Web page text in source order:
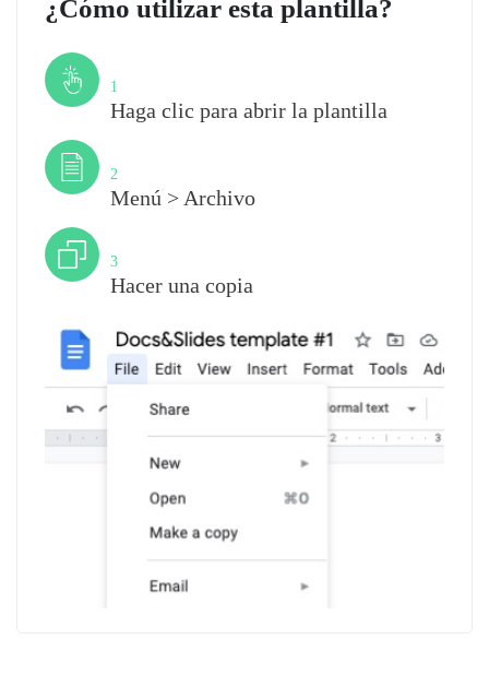
¿Cómo utilizar esta plantilla?
1
Haga clic para abrir la plantilla
2
Menú > Archivo
3
Hacer una copia